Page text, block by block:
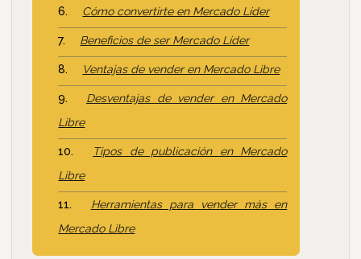
Cómo convertirte en Mercado Líder
Beneficios de ser Mercado Líder
Ventajas de vender en Mercado Libre
Desventajas de vender en Mercado
Libre
Tipos de publicación en Mercado
Libre
Herramientas para vender más en
Mercado Libre